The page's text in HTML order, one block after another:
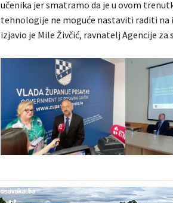
učenika jer smatramo da je u ovom
tehnologije ne moguće nastaviti raditi na
izjavio je Mile Živčić, ravnatelj Agencije